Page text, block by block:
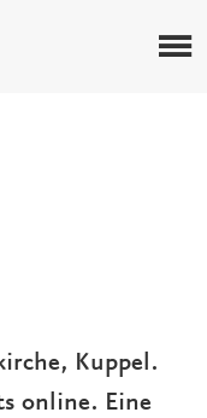
Kuppel.
online. Eine